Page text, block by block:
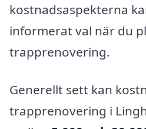
kostnadsaspekterna
informerat val när du
trapprenovering.
Generellt sett kan
trapprenovering i